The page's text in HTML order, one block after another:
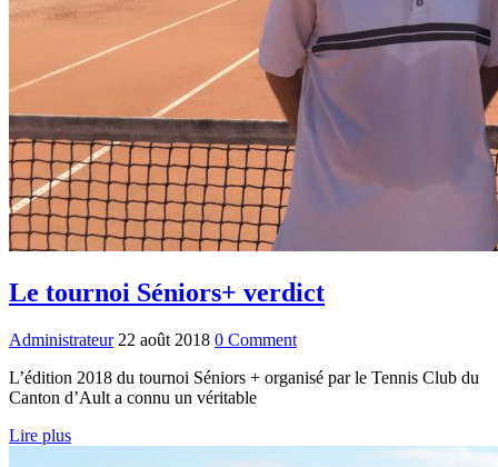
Le tournoi Séniors+ verdict
Administrateur 22 août 2018 0 Comment
L’édition 2018 du tournoi Séniors + organisé par le Tennis Club du
Canton d’Ault a connu un véritable
Lire plus